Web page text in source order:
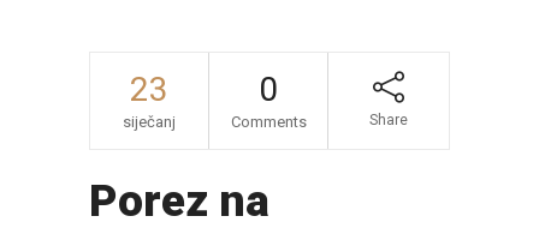
23
siječanj
0
Comments Share
Porez na